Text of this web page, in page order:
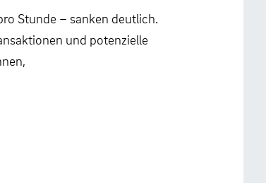
Stunde – sanken deutlich.
und potenzielle